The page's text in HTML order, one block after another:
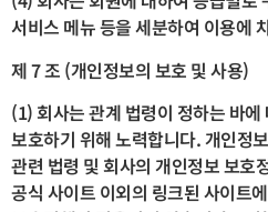
서비스 메뉴 등을 세분하여 이용에
제 7 조 (개인정보의 보호 및 사용)
(1) 회사는 관계 법령이 정하는 바
보호하기 위해 노력합니다. 개인정
관련 법령 및 회사의 개인정보 보호
공식 사이트 이외의 링크된 사이트